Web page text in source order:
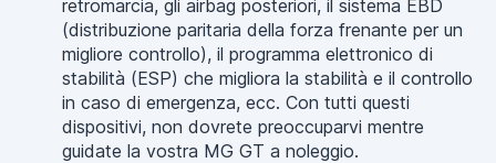
retromarcia, gli airbag posteriori, il sistema EBD
(distribuzione paritaria della forza frenante per un
migliore controllo), il programma elettronico di
stabilità (ESP) che migliora la stabilità e il controllo
in caso di emergenza, ecc. Con tutti questi
dispositivi, non dovrete preoccuparvi mentre
guidate la vostra MG GT a noleggio.